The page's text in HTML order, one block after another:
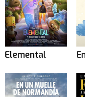
Elemental